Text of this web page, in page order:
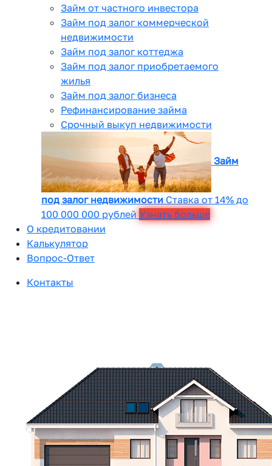
Займ от частного инвестора
Займ под залог коммерческой
недвижимости
Займ под залог коттеджа
Займ под залог приобретаемого
жилья
Займ под залог бизнеса
Рефинансирование займа
Срочный выкуп недвижимости
Займ
под залог недвижимости Ставка от 14% до
100 000 000 рублей Узнать больше
О кредитовании
Калькулятор
Вопрос-Ответ
Контакты